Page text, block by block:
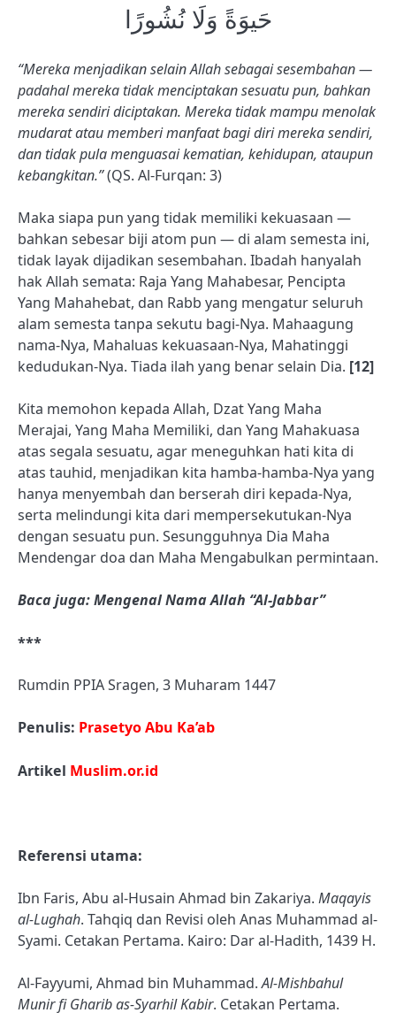
حَيوَةً وَلَا نُشُورًا
“Mereka menjadikan selain Allah sebagai sesembahan —
padahal mereka tidak menciptakan sesuatu pun, bahkan
mereka sendiri diciptakan. Mereka tidak mampu menolak
mudarat atau memberi manfaat bagi diri mereka sendiri,
dan tidak pula menguasai kematian, kehidupan, ataupun
kebangkitan.”(QS. Al-Furqan: 3)
Maka siapa pun yang tidak memiliki kekuasaan —
bahkan sebesar biji atom pun — di alam semesta ini,
tidak layak dijadikan sesembahan. Ibadah hanyalah
hak Allah semata: Raja Yang Mahabesar, Pencipta
Yang Mahahebat, dan Rabb yang mengatur seluruh
alam semesta tanpa sekutu bagi-Nya. Mahaagung
nama-Nya, Mahaluas kekuasaan-Nya, Mahatinggi
kedudukan-Nya. Tiada ilah yang benar selain Dia. [12]
Kita memohon kepada Allah, Dzat Yang Maha
Merajai, Yang Maha Memiliki, dan Yang Mahakuasa
atas segala sesuatu, agar meneguhkan hati kita di
atas tauhid, menjadikan kita hamba-hamba-Nya yang
hanya menyembah dan berserah diri kepada-Nya,
serta melindungi kita dari mempersekutukan-Nya
dengan sesuatu pun. Sesungguhnya Dia Maha
Mendengar doa dan Maha Mengabulkan permintaan.
Baca juga: Mengenal Nama Allah “Al-Jabbar”
***
Rumdin PPIA Sragen, 3 Muharam 1447
Penulis: Prasetyo Abu Ka’ab
Artikel Muslim.or.id
Referensi utama:
Ibn Faris, Abu al-Husain Ahmad bin Zakariya. Maqayis
al-Lughah. Tahqiq dan Revisi oleh Anas Muhammad al-
Syami. Cetakan Pertama. Kairo: Dar al-Hadith, 1439 H.
Al-Fayyumi, Ahmad bin Muhammad.Al-Mishbahul
Munir fi Gharib as-Syarhil Kabir. Cetakan Pertama.